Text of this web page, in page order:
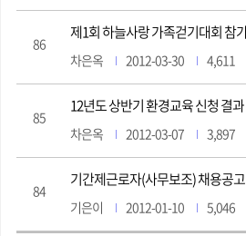
86
차은옥 2012-03-30 4,611
85
12년도 상반기 환경교육 신청 결과
차은옥 2012-03-07 3,897
84
기간제근로자(사무보조) 채용공고
기은이 2012-01-10 5,046